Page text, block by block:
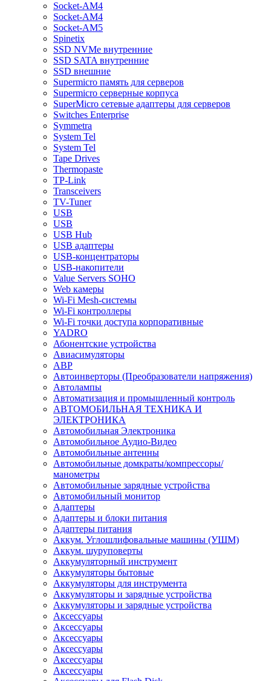
Socket-AM4
Socket-AM4
Socket-AM5
Spinetix
SSD NVMe внутренние
SSD SATA внутренние
SSD внешние
Supermicro память для серверов
Supermicro серверные корпуса
SuperMicro сетевые адаптеры для серверов
Switches Enterprise
Symmetra
System Tel
System Tel
Tape Drives
Thermopaste
TP-Link
Transceivers
TV-Tuner
USB
USB
USB Hub
USB адаптеры
USB-концентраторы
USB-накопители
Value Servers SOHO
Web камеры
Wi-Fi Mesh-системы
Wi-Fi контроллеры
Wi-Fi точки доступа корпоративные
YADRO
Абонентские устройства
Авиасимуляторы
АВР
Автоинверторы (Преобразователи напряжения)
Автолампы
Автоматизация и промышленный контроль
АВТОМОБИЛЬНАЯ ТЕХНИКА И
ЭЛЕКТРОНИКА
Автомобильная Электроника
Автомобильное Аудио-Видео
Автомобильные антенны
Автомобильные домкраты/компрессоры/
манометры
Автомобильные зарядные устройства
Автомобильный монитор
Адаптеры
Адаптеры и блоки питания
Адаптеры питания
Аккум. Углошлифовальные машины (УШМ)
Аккум. шуруповерты
Аккумуляторный инструмент
Аккумуляторы бытовые
Аккумуляторы для инструмента
Аккумуляторы и зарядные устройства
Аккумуляторы и зарядные устройства
Аксессуары
Аксессуары
Аксессуары
Аксессуары
Аксессуары
Аксессуары